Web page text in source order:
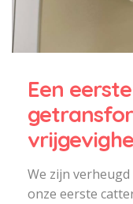
Een
We zijn
onze eerste